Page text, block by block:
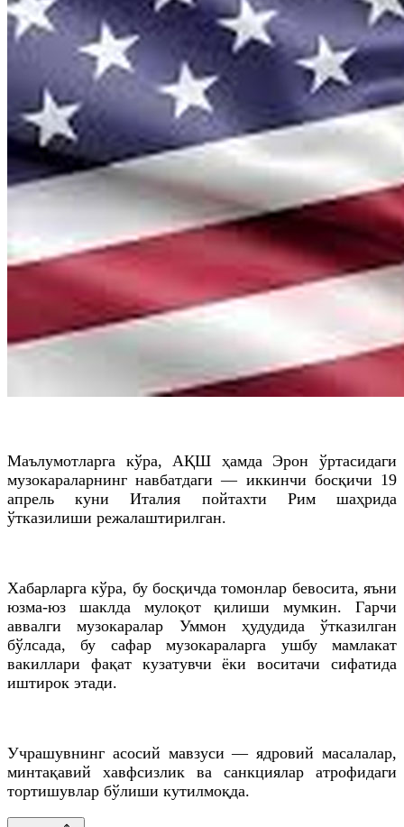
Маълумотларга кўра, АҚШ ҳамда Эрон ўртасидаги
музокараларнинг навбатдаги — иккинчи босқичи 19
апрель куни Италия пойтахти Рим шаҳрида
ўтказилиши режалаштирилган.
Хабарларга кўра, бу босқичда томонлар бевосита, яъни
юзма-юз шаклда мулоқот қилиши мумкин. Гарчи
аввалги музокаралар Уммон ҳудудида ўтказилган
бўлсада, бу сафар музокараларга ушбу мамлакат
вакиллари фақат кузатувчи ёки воситачи сифатида
иштирок этади.
Учрашувнинг асосий мавзуси — ядровий масалалар,
минтақавий хавфсизлик ва санкциялар атрофидаги
тортишувлар бўлиши кутилмоқда.